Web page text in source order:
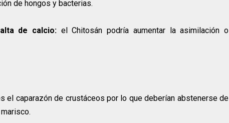
de hongos y bacterias.
de calcio: el Chitosán podría aumentar la asimilación o
el caparazón de crustáceos por lo que deberían abstenerse de